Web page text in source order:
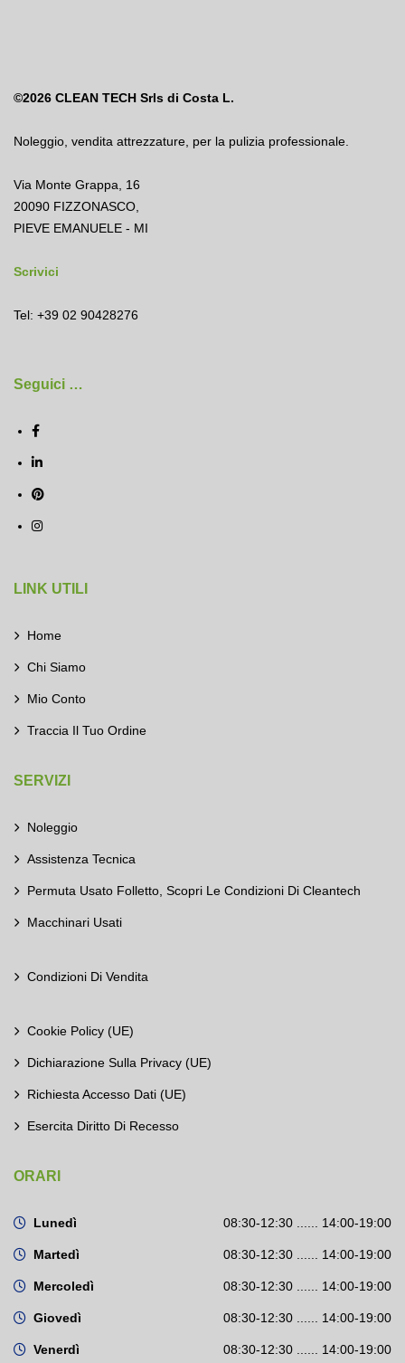
©2026 CLEAN TECH Srls di Costa L.
Noleggio vendita attrezzature per la pulizia professionale.
Via Monte Grappa, 16
20090 FIZZONASCO,
PIEVE EMANUELE - MI
Scrivici
Tel: +39 02 90428276
Seguici …
LINK UTILI
Home
Chi Siamo
Mio Conto
Traccia Il Tuo Ordine
SERVIZI
Noleggio
Assistenza Tecnica
Permuta Usato Folletto, Scopri Le Condizioni Di Cleantech
Macchinari Usati
Condizioni Di Vendita
Cookie Policy (UE)
Dichiarazione Sulla Privacy (UE)
Richiesta Accesso Dati (UE)
Esercita Diritto Di Recesso
ORARI
Lunedì 08:30-12:30 ...... 14:00-19:00
Martedì 08:30-12:30 ...... 14:00-19:00
Mercoledì 08:30-12:30 ...... 14:00-19:00
Giovedì 08:30-12:30 ...... 14:00-19:00
Venerdì 08:30-12:30 ...... 14:00-19:00